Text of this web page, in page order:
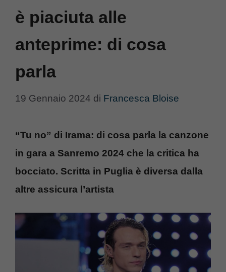
è piaciuta alle
anteprime: di cosa
parla
19 Gennaio 2024 di Francesca Bloise
“Tu no” di Irama: di cosa parla la canzone
in gara a Sanremo 2024 che la critica ha
bocciato. Scritta in Puglia è diversa dalla
altre assicura l’artista